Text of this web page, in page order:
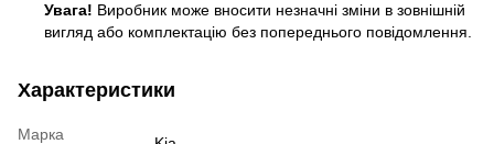
Увага! Виробник може вносити незначні зміни в зовнішній
вигляд або комплектацію без попереднього повідомлення.
Характеристики
Марка